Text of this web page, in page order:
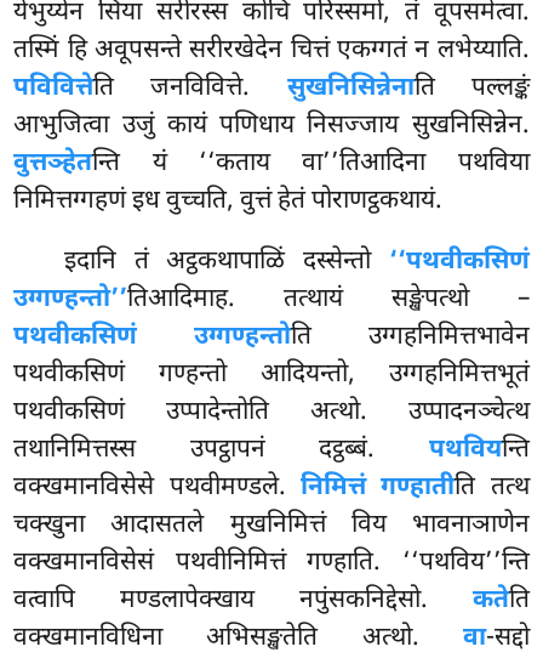
येभुय्येन सिया सरीरस्स कोचि परिस्समो, तं वूपसमेत्वा.
तस्मिं हि अवूपसन्ते सरीरखेदेन चित्तं एकग्गतं न लभेय्याति.
पविवित्तेति जनविवित्ते. सुखनिसिन्नेनाति पल्लङ्कं
आभुजित्वा उजुं कायं पणिधाय निसज्जाय सुखनिसिन्नेन.
वुत्तञ्हेतन्ति यं ‘‘कताय वा’’तिआदिना पथविया
निमित्तग्गहणं इध वुच्चति, वुत्तं हेतं पोराणट्ठकथायं.
इदानि तं अट्ठकथापाळिं दस्सेन्तो ‘‘पथवीकसिणं
उग्गण्हन्तो’’तिआदिमाह. तत्थायं सङ्खेपत्थो –
पथवीकसिणं उग्गण्हन्तोति उग्गहनिमित्तभावेन
पथवीकसिणं गण्हन्तो आदियन्तो, उग्गहनिमित्तभूतं
पथवीकसिणं उप्पादेन्तोति अत्थो. उप्पादनञ्चेत्थ
तथानिमित्तस्स उपट्ठापनं दट्ठब्बं. पथवियन्ति
वक्खमानविसेसे पथवीमण्डले. निमित्तं गण्हातीति तत्थ
चक्खुना आदासतले मुखनिमित्तं विय भावनाञाणेन
वक्खमानविसेसं पथवीनिमित्तं गण्हाति. ‘‘पथविय’’न्ति
वत्वापि मण्डलापेक्खाय नपुंसकनिद्देसो. कतेति
वक्खमानविधिना अभिसङ्खतेति अत्थो. वा-सद्दो